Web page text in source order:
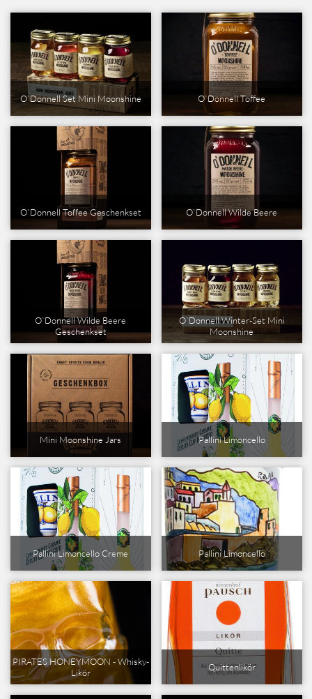
O`Donnell Set Mini Moonshine O`Donnell Toffee
O`Donnell Toffee Geschenkset O`Donnell Wilde Beere
O`Donnell Wilde Beere
Geschenkset
O`Donnell Winter-Set Mini
Moonshine
Mini Moonshine Jars Pallini Limoncello
Pallini Limoncello Creme Pallini Limoncello
PIRATES HONEYMOON - Whisky-
Likör
Quittenlikör